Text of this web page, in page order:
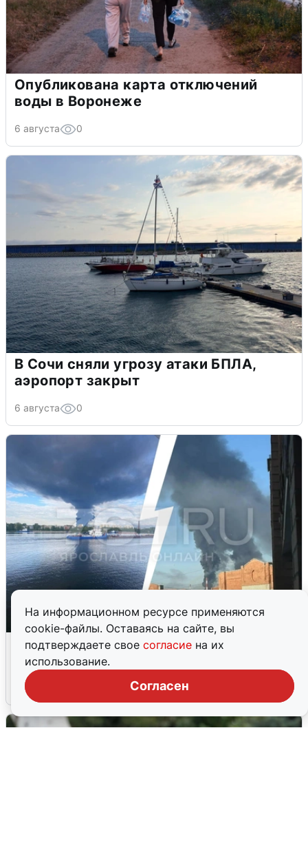
На информационном ресурсе применяются
cookie-файлы. Оставаясь на сайте, вы
подтверждаете свое согласие на их
использование.
Согласен
Опубликована карта отключений
воды в Воронеже
6 августа 0
В Сочи сняли угрозу атаки БПЛА,
аэропорт закрыт
6 августа 0
Ночная атака БПЛА на Ярославль:
попадания и последствия
6 августа